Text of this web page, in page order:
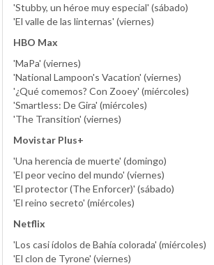
'Stubby, un héroe muy especial' (sábado)
'El valle de las linternas' (viernes)
HBO Max
'MaPa' (viernes)
'National Lampoon's Vacation' (viernes)
'¿Qué comemos? Con Zooey' (miércoles)
'Smartless: De Gira' (miércoles)
'The Transition' (viernes)
Movistar Plus+
'Una herencia de muerte' (domingo)
'El peor vecino del mundo' (viernes)
'El protector (The Enforcer)' (sábado)
'El reino secreto' (miércoles)
Netflix
'Los casi ídolos de Bahía colorada' (miércoles)
'El clon de Tyrone' (viernes)